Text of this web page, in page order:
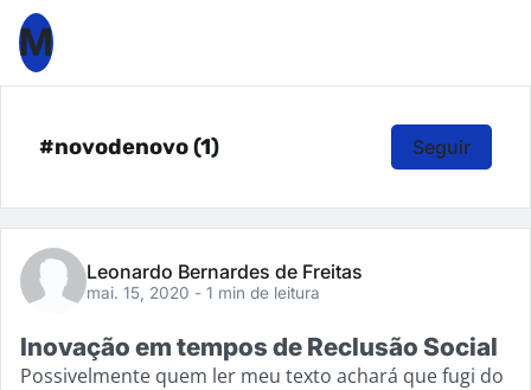
M
#novodenovo (1) Seguir
Leonardo Bernardes de Freitas
mai. 15, 2020 - 1 min de leitura
Inovação em tempos de Reclusão Social
Possivelmente quem ler meu texto achará que fugi do